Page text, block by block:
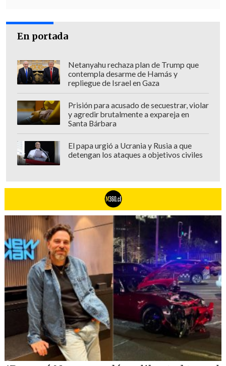
En portada
Netanyahu rechaza plan de Trump que
contempla desarme de Hamás y
repliegue de Israel en Gaza
Prisión para acusado de secuestrar, violar
y agredir brutalmente a expareja en
Santa Bárbara
El papa urgió a Ucrania y Rusia a que
detengan los ataques a objetivos civiles